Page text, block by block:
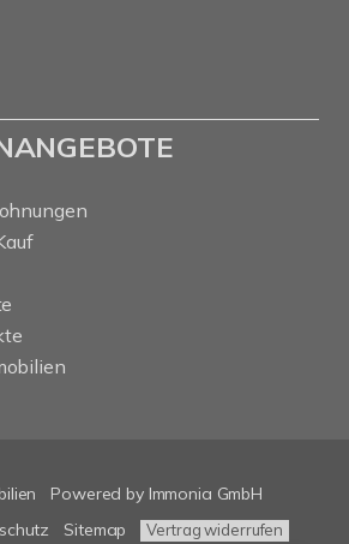
Powered by Immonia GmbH
Sitemap Vertrag widerrufen